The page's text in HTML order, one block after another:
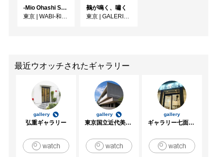
-Mio Ohashi Solo Exhibition - 大橋 澪 作品展 -
東京 | WABI-和・美-
鵺が鳴く、嘯く
東京 | GALERIE SOL
最近ウオッチされたギャラリー
gallery
弘重ギャラリー
gallery
東京国立近代美術館
gallery
ギャラリー七面坂途中